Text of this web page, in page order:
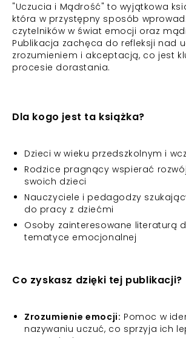
"Uczucia i Mądrość" to wyjątkowa
która w przystępny sposób
czytelników w świat emocji oraz
Publikacja zachęca do refleksji nad
zrozumieniem i akceptacją, co jest
procesie dorastania.
Dla kogo jest ta książka?
Dzieci w wieku przedszkolnym i
Rodzice pragnący wspierać
swoich dzieci
Nauczyciele i pedagodzy
do pracy z dziećmi
Osoby zainteresowane literaturą
tematyce emocjonalnej
Co zyskasz dzięki tej publikacji?
Zrozumienie emocji: Pomoc w
nazywaniu uczuć, co sprzyja ich